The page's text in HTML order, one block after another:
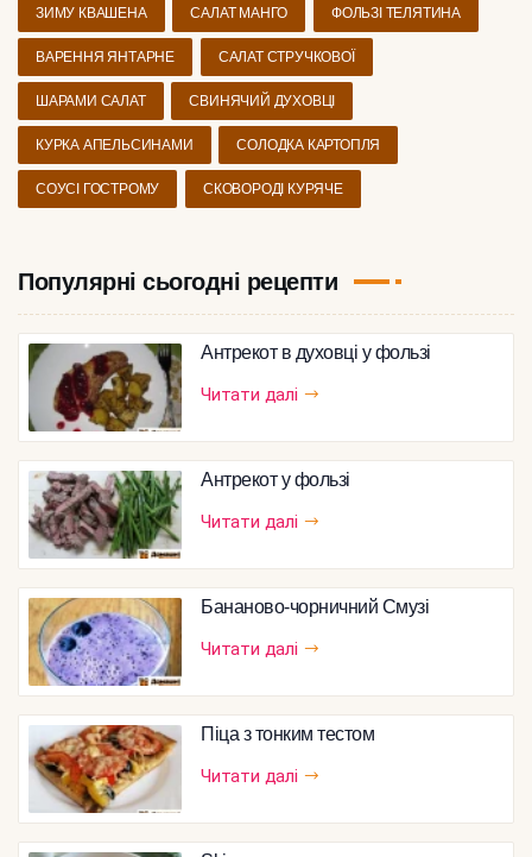
ЗИМУ КВАШЕНА САЛАТ МАНГО ФОЛЬЗІ ТЕЛЯТИНА
ВАРЕННЯ ЯНТАРНЕ САЛАТ СТРУЧКОВОЇ
ШАРАМИ САЛАТ СВИНЯЧИЙ ДУХОВЦІ
КУРКА АПЕЛЬСИНАМИ СОЛОДКА КАРТОПЛЯ
СОУСІ ГОСТРОМУ СКОВОРОДІ КУРЯЧЕ
Популярні сьогодні рецепти
Антрекот в духовці у фользі
Читати далі
Антрекот у фользі
Читати далі
Бананово-чорничний Смузі
Читати далі
Піца з тонким тестом
Читати далі